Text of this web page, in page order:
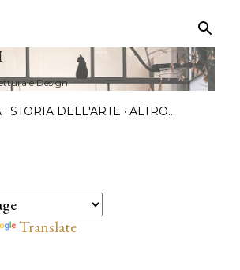
e Design
STORIA DELL'ARTE ALTRO…
Translate